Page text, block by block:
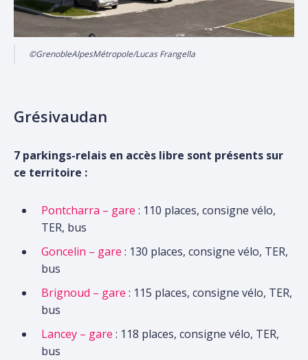
©GrenobleAlpesMétropole/Lucas Frangella
Grésivaudan
7 parkings-relais en accès libre sont présents sur
ce territoire :
Pontcharra – gare : 110 places, consigne vélo,
TER, bus
Goncelin – gare : 130 places, consigne vélo, TER,
bus
Brignoud – gare : 115 places, consigne vélo, TER,
bus
Lancey – gare : 118 places, consigne vélo, TER,
bus